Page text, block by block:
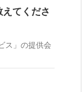
てくださ
ス」の提供会